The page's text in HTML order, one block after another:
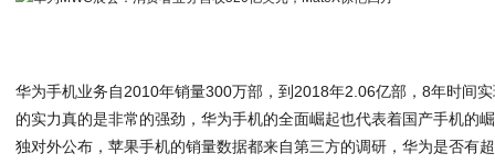
华为手机业务自2010年销量300万部，到2018年2.06亿部，8年时间
的实力真的是非常的强劲，华为手机的全面崛起也代表着国产手机的
独对外公布，苹果手机的销量数据都来自第三方的调研，华为是否有